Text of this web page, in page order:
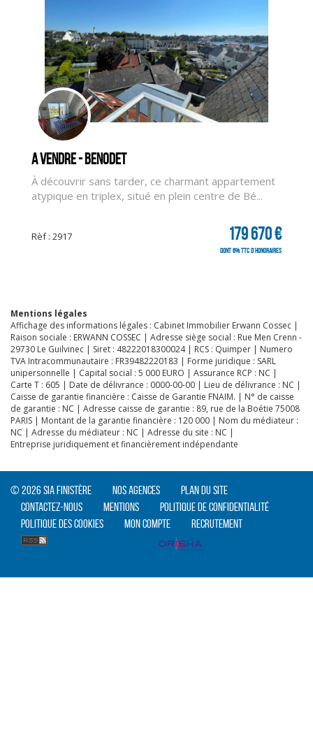
A vendre - BENODET
À découvrir sans tarder, ce charmant appartement
atypique en triplex, situé en plein centre de Bé...
Rèf : 2917 179 670 €
dont 6% TTC d'honoraires
Mentions légales
Affichage des informations légales : Cabinet Immobilier Erwann Cossec |
Raison sociale : ERWANN COSSEC | Adresse siège social : Rue Men Crenn -
29730 Le Guilvinec | Siret : 48222018300024 | RCS : Quimper | Numero
TVA Intracommunautaire : FR39482220183 | Forme juridique : SARL
unipersonnelle | Capital social : 5 000 EURO | Assurance RCP : NC |
Carte T : 605 | Date de délivrance : 0000-00-00 | Lieu de délivrance : NC |
Caisse de garantie financière : Caisse de Garantie FNAIM. | N° de caisse
de garantie : NC | Adresse caisse de garantie : 89, rue de la Boétie 75008
PARIS | Montant de la garantie financière : 120 000 | Nom du médiateur :
NC | Adresse du médiateur : NC | Adresse du site : NC |
Entreprise juridiquement et financièrement indépendante
© 2026 SIA Finistère Nos agences
Plan du site
Contactez-nous
Mentions
Politique de confidentialité
Politique des cookies
Mon compte Recrutement